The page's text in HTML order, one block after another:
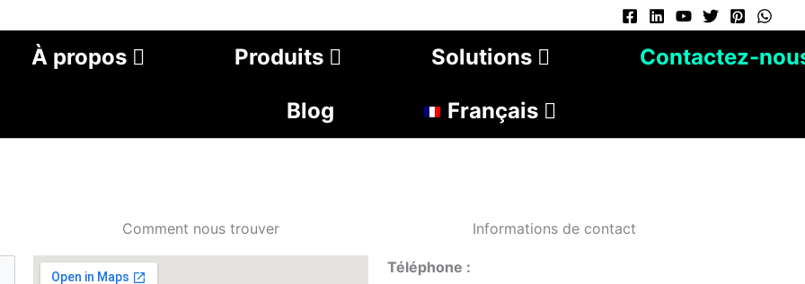
À propos Produits Solutions Contactez-
Blog Français
Comment nous trouver Informations de contact
Téléphone :